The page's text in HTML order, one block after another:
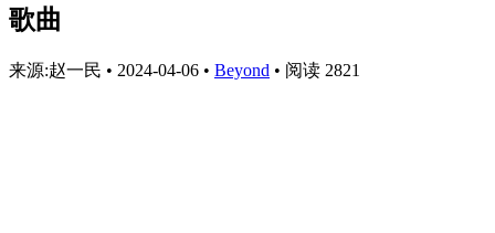
歌曲
来源:赵一民 • 2024-04-06 • Beyond • 阅读 2821